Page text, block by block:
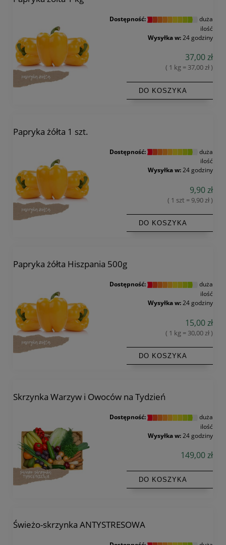
Dostępność:
duża
ilość
Wysyłka w: 24 godziny
37,00 zł
( 1 kg = 37,00 zł )
DO KOSZYKA
Papryka żółta 1 szt.
Dostępność:
duża
ilość
Wysyłka w:24 godziny
9,90 zł
( 1 szt = 9,90 zł )
DO KOSZYKA
Papryka żółta Hiszpania 500g
Dostępność:
duża
ilość
Wysyłka w: 24 godziny
15,00 zł
( 1 kg = 30,00 zł )
DO KOSZYKA
Skrzynka Warzyw i Owoców na Tydzień
Dostępność:
duża
ilość
Wysyłka w: 24 godziny
149,00 zł
DO KOSZYKA
Świeżo-skrzynka ANTYSTRESOWA